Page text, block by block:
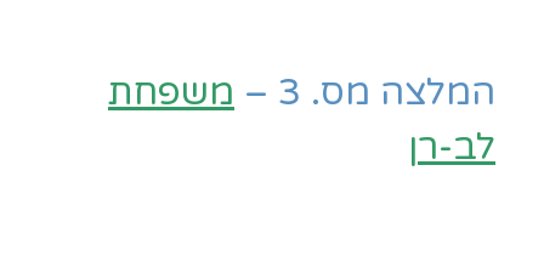
המלצה מס. 3 –
משפחת
לב-רן